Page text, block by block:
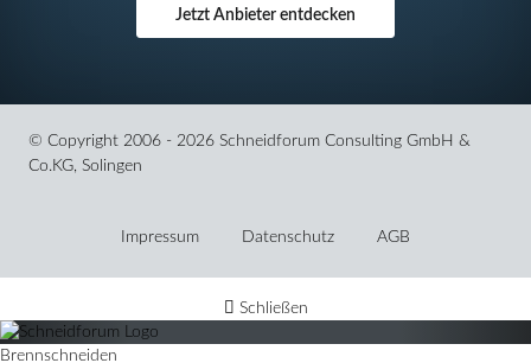
Jetzt Anbieter entdecken
© Copyright 2006 - 2026 Schneidforum Consulting GmbH &
Co.KG, Solingen
überspringen
Impressum Datenschutz AGB
Schließen
Brennschneiden